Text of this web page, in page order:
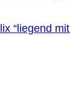
“liegend